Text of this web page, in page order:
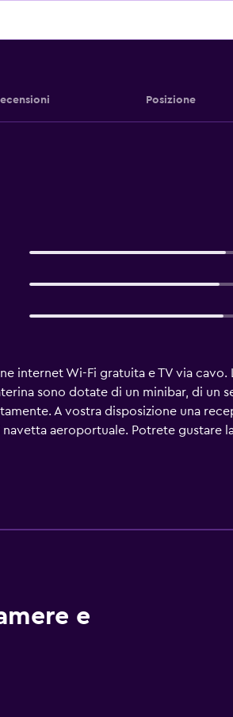
Posizione
internet Wi-Fi gratuita e TV via cavo.
sono dotate di un minibar, di un
A vostra disposizione una
aeroportuale. Potrete gustare
Opera and Ballet Theatre e dal
e